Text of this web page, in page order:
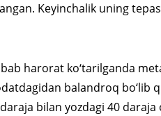
Keyinchalik uning
harorat ko‘tarilganda
balandroq bo‘lib
bilan yozdagi 40